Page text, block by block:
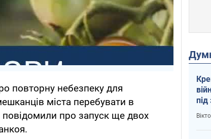
повторну небезпеку для
міста перебувати в
повідомили про запуск ще двох